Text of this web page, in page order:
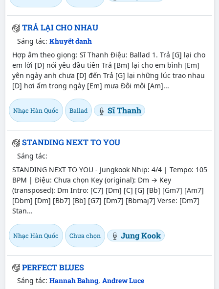
TRẢ LẠI CHO NHAU
Sáng tác: Khuyết danh
Hợp âm theo giọng: Sĩ Thanh Điệu: Ballad 1. Trả [G] lại cho
em lời [D] nói yêu đầu tiên Trả [Bm] lại cho em bình [Em]
yên ngày anh chưa [D] đến Trả [G] lại những lúc trao nhau
[D] hơi ấm trong ngày [Em] mưa Đôi môi [Am]...
Nhạc Hàn Quốc Ballad Sĩ Thanh
STANDING NEXT TO YOU
Sáng tác:
STANDING NEXT TO YOU - Jungkook Nhịp: 4/4 | Tempo: 105
BPM | Điệu: Chưa chọn Key (original): Dm → Key
(transposed): Dm Intro: [C7] [Dm] [C] [G] [Bb] [Gm7] [Am7]
[Dbm] [Dm] [Bb7] [Bb] [G7] [Dm7] [Bbmaj7] Verse: [Dm7]
Stan...
Nhạc Hàn Quốc Chưa chọn Jung Kook
PERFECT BLUES
Sáng tác: Hannah Bahng, Andrew Luce